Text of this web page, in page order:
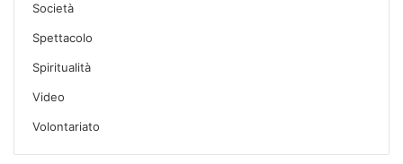
Società
Spettacolo
Spiritualità
Video
Volontariato